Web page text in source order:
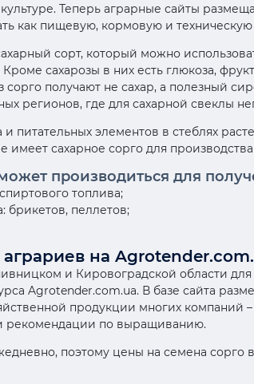
Теперь аграрные сайты
как пищевую, кормовую и техническую
сорт, который можно
Кроме сахарозы в них есть глюкоза,
получают не сахар, а полезный
регионов, где для сахарной свеклы
питательных элементов в стеблях
сахарное сорго для
производиться для
топлива;
брикетов, пеллетов;
на
и Кировоградской области
Agrotender.com.ua. В базе сайта
продукции многих
рекомендации по выращиванию.
поэтому цены на семена сорго